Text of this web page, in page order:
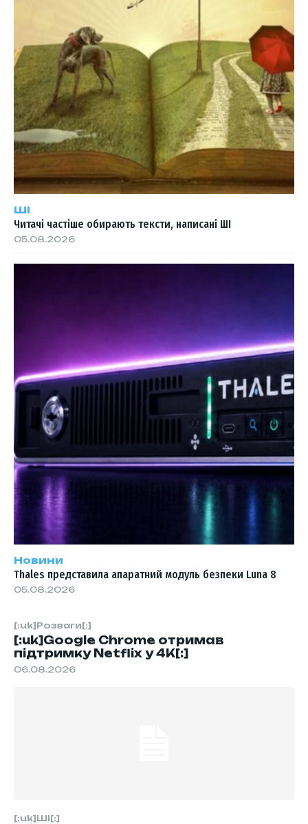
[:uk]Розваги[:]
[:uk]Google Chrome отримав
підтримку Netflix у 4K[:]
06.08.2026
[:uk]ШІ[:]
ШІ
Читачі частіше обирають тексти, написані ШІ
05.08.2026
Новини
Thales представила апаратний модуль безпеки Luna 8
05.08.2026